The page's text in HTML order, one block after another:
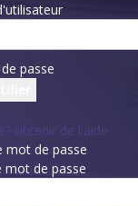
passe
obtenir de l'aide
mot de passe
mot de passe